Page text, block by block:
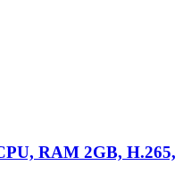
RAM 2GB, H.265,